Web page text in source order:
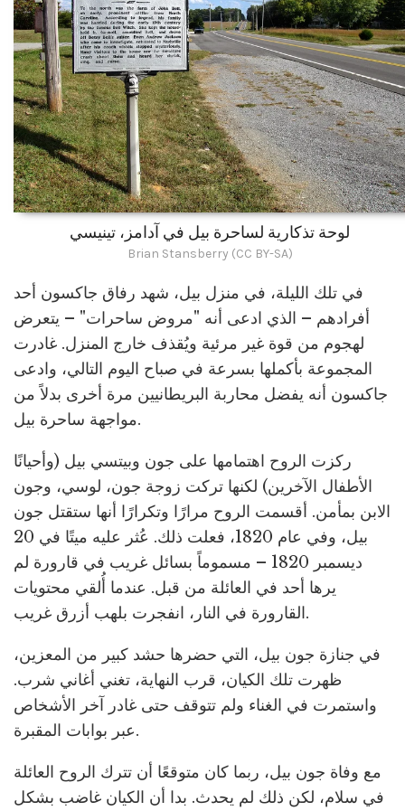
لوحة تذكارية لساحرة بيل في آدامز، تينيسي
Brian Stansberry (CC BY-SA)
في تلك الليلة، في منزل بيل، شهد رفاق جاكسون أحد
أفرادهم – الذي ادعى أنه "مروض ساحرات" – يتعرض
لهجوم من قوة غير مرئية ويُقذف خارج المنزل. غادرت
المجموعة بأكملها بسرعة في صباح اليوم التالي، وادعى
جاكسون أنه يفضل محاربة البريطانيين مرة أخرى بدلاً من
مواجهة ساحرة بيل.
ركزت الروح اهتمامها على جون وبيتسي بيل (وأحيانًا
الأطفال الآخرين) لكنها تركت زوجة جون، لوسي، وجون
الابن بمأمن. أقسمت الروح مرارًا وتكرارًا أنها ستقتل جون
بيل، وفي عام 1820، فعلت ذلك. عُثر عليه ميتًا في 20
ديسمبر 1820 – مسموماً بسائل غريب في قارورة لم
يرها أحد في العائلة من قبل. عندما أُلقي محتويات
القارورة في النار، انفجرت بلهب أزرق غريب.
في جنازة جون بيل، التي حضرها حشد كبير من المعزين،
ظهرت تلك الكيان، قرب النهاية، تغني أغاني شرب.
واستمرت في الغناء ولم تتوقف حتى غادر آخر الأشخاص
عبر بوابات المقبرة.
مع وفاة جون بيل، ربما كان متوقعًا أن تترك الروح العائلة
في سلام، لكن ذلك لم يحدث. بدا أن الكيان غاضب بشكل